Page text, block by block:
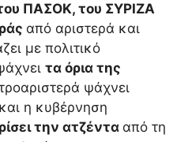
ΠΑΣΟΚ, του ΣΥΡΙΖΑ
από αριστερά και
με πολιτικό
τα όρια της
ψάχνει
η κυβέρνηση
την ατζέντα από τη